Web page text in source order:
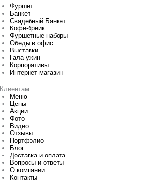
Фуршет
Банкет
Свадебный Банкет
Кофе-брейк
Фуршетные наборы
Обеды в офис
Выставки
Гала-ужин
Корпоративы
Интернет-магазин
Клиентам
Меню
Цены
Акции
Фото
Видео
Отзывы
Портфолио
Блог
Доставка и оплата
Вопросы и ответы
О компании
Контакты